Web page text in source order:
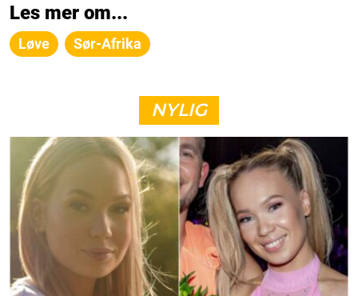
Les mer om...
Løve Sør-Afrika
NYLIG